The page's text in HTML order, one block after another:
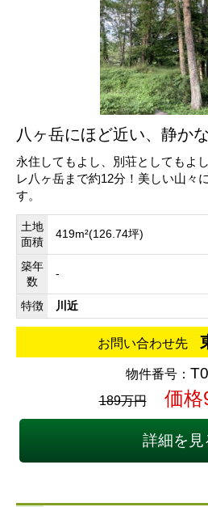
八ヶ岳にほど近い、静か
永住してもよし、別荘としてもよ
レ八ヶ岳まで約12分！美しい山々
す。
土地
面積
419m²(126.74坪)
築年
数
-
特徴 川近
お問い合わせ先
物件番号：
189万円 価格
詳細を見